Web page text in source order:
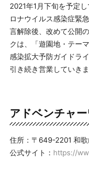
2021年1月下旬を予定
ロナウイルス感染症緊
言解除後、改めて公開
クは、「遊園地・テー
感染拡大予防ガイドラ
引き続き営業していきま
アドベンチャ
住所：〒649-2201 和
公式サイト： https://